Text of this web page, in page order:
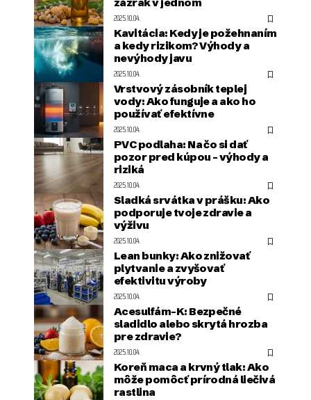
zázrak v jednom
2025.10.04.
Kavitácia: Kedy je požehnaním
a kedy rizikom? Výhody a
nevýhody javu
2025.10.04.
Vrstvový zásobník teplej
vody: Ako funguje a ako ho
používať efektívne
2025.10.04.
PVC podlaha: Na čo si dať
pozor pred kúpou – výhody a
riziká
2025.10.04.
Sladká srvátka v prášku: Ako
podporuje tvoje zdravie a
výživu
2025.10.04.
Lean bunky: Ako znižovať
plytvanie a zvyšovať
efektivitu výroby
2025.10.04.
Acesulfám-K: Bezpečné
sladidlo alebo skrytá hrozba
pre zdravie?
2025.10.04.
Koreň maca a krvný tlak: Ako
môže pomôcť prírodná liečivá
rastlina